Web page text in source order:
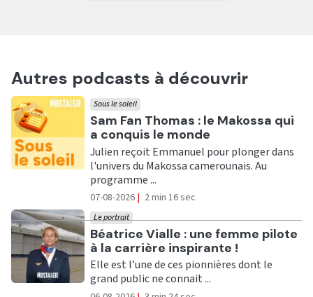
Autres podcasts à découvrir
Ecouter
Sam Fan Thomas : le Makossa qui
a conquis le monde
Sous le soleil
Julien reçoit Emmanuel pour plonger dans
l'univers du Makossa camerounais. Au
programme ...
07-08-2026 | 2 min 16 sec
Ecouter
Béatrice Vialle : une femme pilote
à la carrière inspirante !
Le portrait
Elle est l’une de ces pionnières dont le
grand public ne connait ...